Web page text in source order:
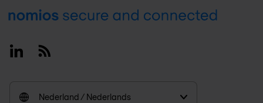
Footer
LinkedinRSS
Nederland / Nederlands